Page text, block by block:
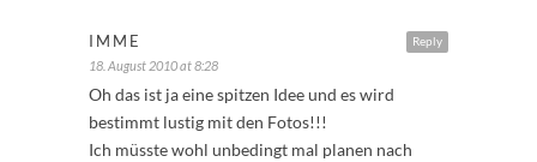
Reply
IMME
18. August 2010 at 8:28
Oh das ist ja eine spitzen Idee und es wird
bestimmt lustig mit den Fotos!!!
Ich müsste wohl unbedingt mal planen nach